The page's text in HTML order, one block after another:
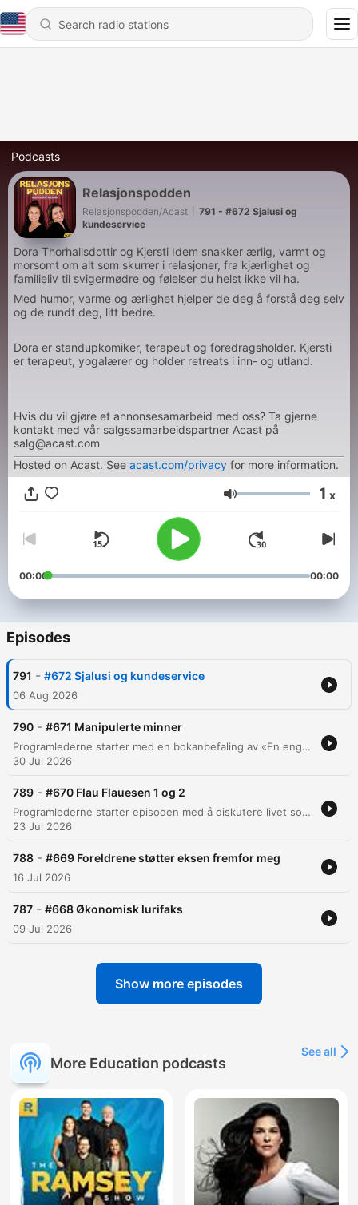
Podcasts
Relasjonspodden
Relasjonspodden/Acast
791 - #672 Sjalusi og
kundeservice
Dora Thorhallsdottir og Kjersti Idem snakker ærlig, varmt og
morsomt om alt som skurrer i relasjoner, fra kjærlighet og
familieliv til svigermødre og følelser du helst ikke vil ha.
Med humor, varme og ærlighet hjelper de deg å forstå deg selv
og de rundt deg, litt bedre.
Dora er standupkomiker, terapeut og foredragsholder. Kjersti
er terapeut, yogalærer og holder retreats i inn- og utland.
Hvis du vil gjøre et annonsesamarbeid med oss? Ta gjerne
kontakt med vår salgssamarbeidspartner Acast på
salg@acast.com
Hosted on Acast. See acast.com/privacy for more information.
Volume 1 x
00:00 00:00
Episodes
791 - #672 Sjalusi og kundeservice
06 Aug 2026
790 - #671 Manipulerte minner
Programlederne starter med en bokanbefaling av «En engel til bors» og reflekterer over egne erfaringer med seiling og behovet for avkobling. Episoden utforsker temaer som tap av autentisitet gjennom AI-manipulerte bilder, samt de sosiale dynamikkene i lokale Facebook-grupper. Videre diskuteres utfordringer i relasjoner, inkludert logistikk i bonusfamilier og det emosjonelle arbeidet med foreldre som mangler selvinnsikt. Gjennom metaforer om juletre og bruk av terapi, belyses viktigheten av å sette grenser og finne aksept for de relasjonene man har.
30 Jul 2026
789 - #670 Flau Flauesen 1 og 2
Programlederne starter episoden med å diskutere livet som single, inkludert deres beslutning om å delta på et singeltreff for underholdningens skyld. De utforsker også hvordan overgangsalderen kan fungere som et 'sannhetsserum' for personlig klarhet. Videre behandles flere lytterspørsmål knyttet til komplekse relasjoner, fra dilemmaet om å bli i et forhold med en utløpsdato, til tunge emner som barns psykiske helse og følelsen av svikt i vennskap. Episoden avslutter med råd om viktigheten av ærlig kommunikasjon gjennom bruk av «jeg»-setninger.
23 Jul 2026
788 - #669 Foreldrene støtter eksen fremfor meg
16 Jul 2026
787 - #668 Økonomisk lurifaks
09 Jul 2026
Show more episodes
More Education podcasts
See all